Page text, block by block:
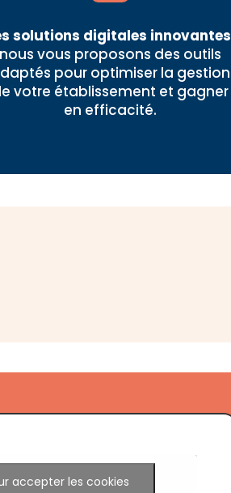
solutions digitales innovantes
nous vous proposons des outils
pour optimiser la gestion
votre établissement et gagner
en efficacité.
accepter les cookies